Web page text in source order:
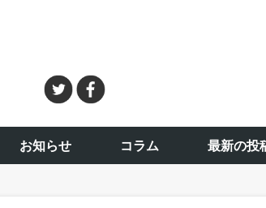
お知らせ コラム 最新の投